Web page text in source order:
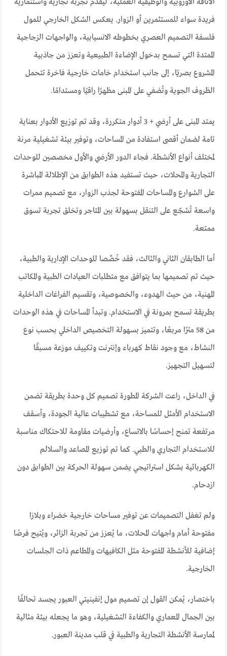
الأناقة الأوروبية والوظيفية العملية، ليقدّم تجربة تجارية واستثمارية
فريدة سواء للمستثمرين أو الزوار. يعكس الشكل الخارجي للمول
فلسفة التصميم العصري بخطوطه الانسيابية، والواجهات الزجاجية
الممتدة التي تسمح بدخول الإضاءة الطبيعية وتعزز من جاذبية
المشروع بصريًا، إلى جانب استخدام خامات خارجية فاخرة تتحمل
الظروف الجوية وتُضفي على المبنى مظهرًا راقيًا ومستدامًا.
يمتد المبنى على أرضي + 3 أدوار متكررة، وقد تم توزيع الأدوار بعناية
تامة لضمان أقصى استفادة من المساحات، وتوفير بيئة تشغيلية مرنة
لمختلف أنواع الأنشطة. فجاء الدور الأرضي والأول مخصصين للوحدات
التجارية والمحلات، حيث تستفيد هذه الطوابق من الإطلالة المباشرة
على الشوارع والمساحات المفتوحة لجذب الزوار، مع تصميم ممرات
واسعة تُشجّع على التنقل بسهولة بين المتاجر وتخلق تجربة تسوق
ممتعة.
أما الطابقان الثاني والثالث، فقد خُصِّصا للوحدات الإدارية والطبية،
حيث تم تصميمها بما يتوافق مع متطلبات العيادات الطبية والمكاتب
المهنية، من حيث الهدوء، والخصوصية، وتقسيم الفراغات الداخلية
بطريقة تسمح بمرونة في الاستخدام. وتبدأ المساحات في هذه الوحدات
من 58 مترًا مربعًا، وتتميز بسهولة التخصيص الداخلي بحسب نوع
النشاط، مع وجود نقاط كهرباء وإنترنت وتكييف موزعة مسبقًا
لتسهيل التجهيز.
في الداخل، راعت الشركة المطورة تصميم كل وحدة بطريقة تضمن
الاستخدام الأمثل للمساحة، مع تشطيبات عالية الجودة، وأسقف
مرتفعة تمنح إحساسًا بالاتساع، وأرضيات مقاومة للاحتكاك مناسبة
للاستخدام التجاري والطبي. كما تم توزيع المصاعد والسلالم
الكهربائية بشكل استراتيجي يضمن سهولة الحركة بين الطوابق دون
ازدحام.
ولم تغفل التصميمات عن توفير مساحات خارجية خضراء وبلازا
مفتوحة أمام واجهات المحلات، ما يُعزز من تجربة الزائر، ويُتيح فرصًا
إضافية للأنشطة المفتوحة مثل الكافيهات والمطاعم ذات الجلسات
الخارجية.
باختصار، يُمكن القول إن تصميم مول إنفينيتي العبور يجسد تحالفًا
بين الجمال المعماري والكفاءة التشغيلية، وهو ما يجعله بيئة مثالية
لممارسة الأنشطة التجارية والطبية في قلب مدينة العبور.